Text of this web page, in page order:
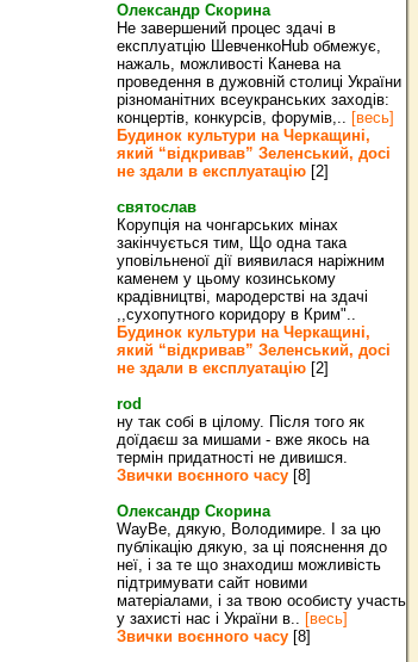
Олександр Скорина
Не завершений процес здачі в
експлуатцію ШевченкоHub обмежує,
нажаль, можливості Канева на
проведення в дужовній столиці України
різноманітних всеукранських заходів:
концертів, конкурсів, форумів,.. [весь]
Будинок культури на Черкащині,
який “відкривав” Зеленський, досі
не здали в експлуатацію [2]
святослав
Корупція на чонгарських мінах
закінчується тим, Що одна така
уповільненої дії виявилася наріжним
каменем у цьому козинському
крадівництві, мародерстві на здачі
,,сухопутного коридору в Крим"..
Будинок культури на Черкащині,
який “відкривав” Зеленський, досі
не здали в експлуатацію [2]
rod
ну так собі в цілому. Після того як
доїдаєш за мишами - вже якось на
термін придатності не дивишся.
Звички воєнного часу [8]
Олександр Скорина
WayBe, дякую, Володимире. І за цю
публікацію дякую, за ці пояснення до
неї, і за те що знаходиш можливість
підтримувати сайт новими
матеріалами, і за твою особисту участь
у захисті нас і України в.. [весь]
Звички воєнного часу [8]